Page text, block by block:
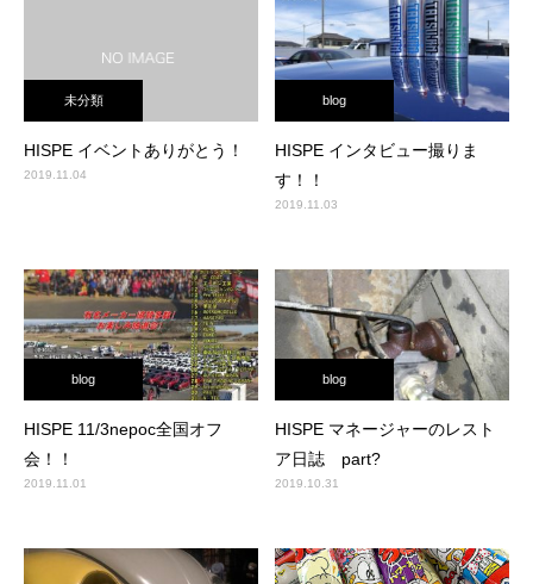
未分類
HISPE イベントありがとう！
2019.11.04
blog
HISPE インタビュー撮りま
す！！
2019.11.03
blog
HISPE 11/3nepoc全国オフ
会！！
2019.11.01
blog
HISPE マネージャーのレスト
ア日誌 part?
2019.10.31